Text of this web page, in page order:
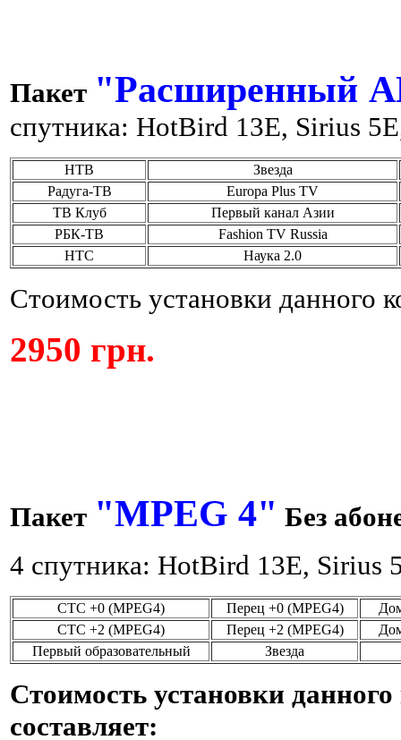
Пакет "Расширенный
спутника: HotBird 13E, Sirius
НТВ
Звезда
Радуга-ТВ
Europa Plus TV
ТВ Клуб
Первый канал Азии
РБК-ТВ
Fashion TV Russia
НТС
Наука 2.0
Стоимость установки данного
2950 грн.
Пакет "MPEG 4" Без
4 спутника: HotBird 13E, Sirius
СТС +0 (MPEG4) Перец +0 (MPEG4)
СТС +2 (MPEG4)
Перец +2 (MPEG4)
Первый образовательный
Звезда
Стоимость установки
составляет: